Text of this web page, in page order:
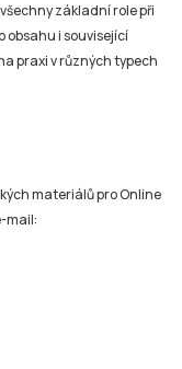
základní role při
obsahu i související
praxi v různých typech
materiálů pro Online
mail: